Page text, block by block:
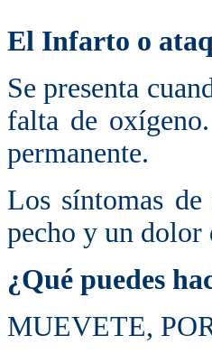
El Infarto o
Se presenta
falta de
permanente.
Los síntomas
pecho y un dolor
¿Qué puedes
MUEVETE,